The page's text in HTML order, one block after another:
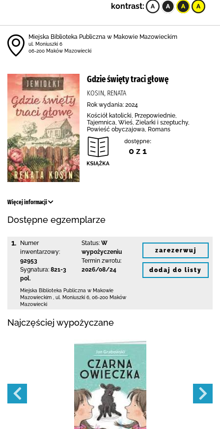
kontrast:
Miejska Biblioteka Publiczna w Makowie Mazowieckim
ul. Moniuszki 6
06-200 Maków Mazowiecki
Gdzie święty traci głowę
KOSIN, RENATA
Rok wydania: 2024
Kościół katolicki, Przepowiednie,
Tajemnica, Wieś, Zielarki i szeptuchy,
Powieść obyczajowa, Romans
dostępne:
0 z 1
Więcej informacji
Dostępne egzemplarze
1.
Numer
inwentarzowy:
92953
Sygnatura: 821-3
pol.
Status: W
wypożyczeniu
Termin zwrotu:
2026/08/24
Miejska Biblioteka Publiczna w Makowie
Mazowieckim
ul. Moniuszki 6 06-200 Maków
Mazowiecki
zarezerwuj
dodaj do listy
Najczęściej wypożyczane